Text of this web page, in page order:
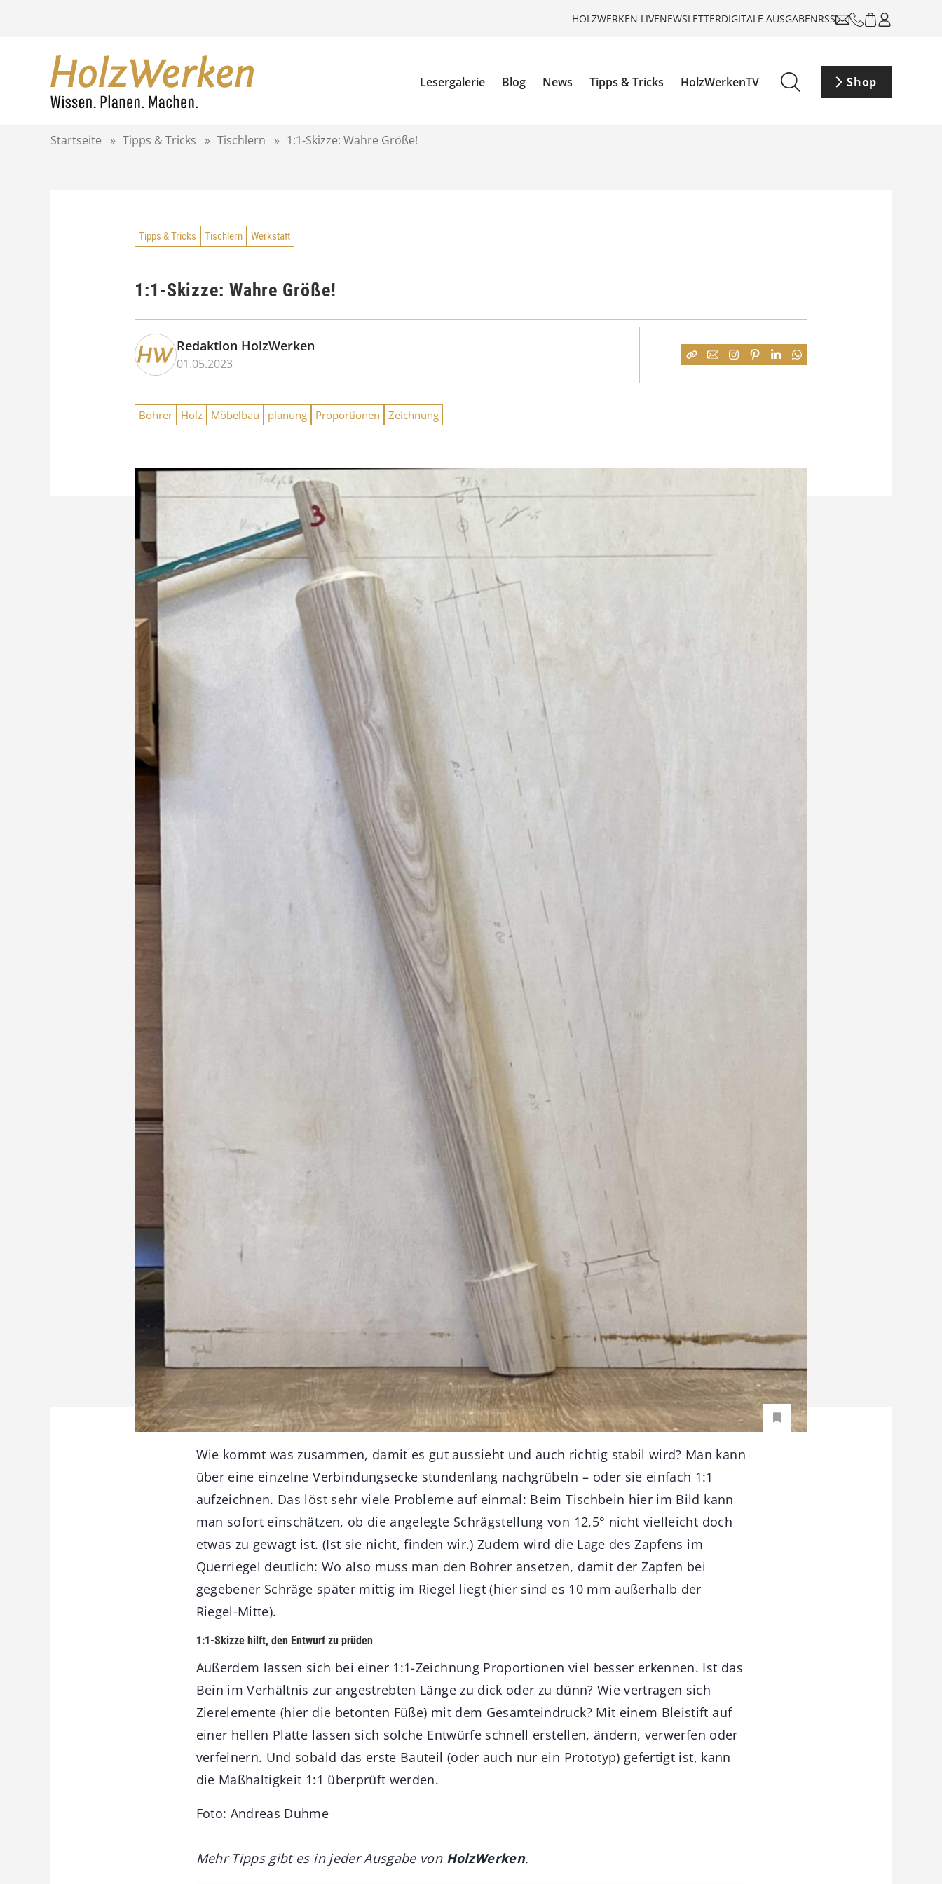
HOLZWERKEN LIVENEWSLETTERDIGITALE AUSGABENRSS
Lesergalerie Blog News Tipps & Tricks HolzWerkenTV Shop
Startseite » Tipps & Tricks » Tischlern » 1:1-Skizze: Wahre Größe!
Tipps & Tricks Tischlern Werkstatt
1:1-Skizze: Wahre Größe!
Redaktion HolzWerken
01.05.2023
Bohrer Holz Möbelbau planung Proportionen Zeichnung
Wie kommt was zusammen, damit es gut aussieht und auch richtig stabil wird? Man kann
über eine einzelne Verbindungsecke stundenlang nachgrübeln – oder sie einfach 1:1
aufzeichnen. Das löst sehr viele Probleme auf einmal: Beim Tischbein hier im Bild kann
man sofort einschätzen, ob die angelegte Schrägstellung von 12,5° nicht vielleicht doch
etwas zu gewagt ist. (Ist sie nicht, finden wir.) Zudem wird die Lage des Zapfens im
Querriegel deutlich: Wo also muss man den Bohrer ansetzen, damit der Zapfen bei
gegebener Schräge später mittig im Riegel liegt (hier sind es 10 mm außerhalb der
Riegel-Mitte).
1:1-Skizze hilft, den Entwurf zu prüden
Außerdem lassen sich bei einer 1:1-Zeichnung Proportionen viel besser erkennen. Ist das
Bein im Verhältnis zur angestrebten Länge zu dick oder zu dünn? Wie vertragen sich
Zierelemente (hier die betonten Füße) mit dem Gesamteindruck? Mit einem Bleistift auf
einer hellen Platte lassen sich solche Entwürfe schnell erstellen, ändern, verwerfen oder
verfeinern. Und sobald das erste Bauteil (oder auch nur ein Prototyp) gefertigt ist, kann
die Maßhaltigkeit 1:1 überprüft werden.
Foto: Andreas Duhme
Mehr Tipps gibt es in jeder Ausgabe von HolzWerken.